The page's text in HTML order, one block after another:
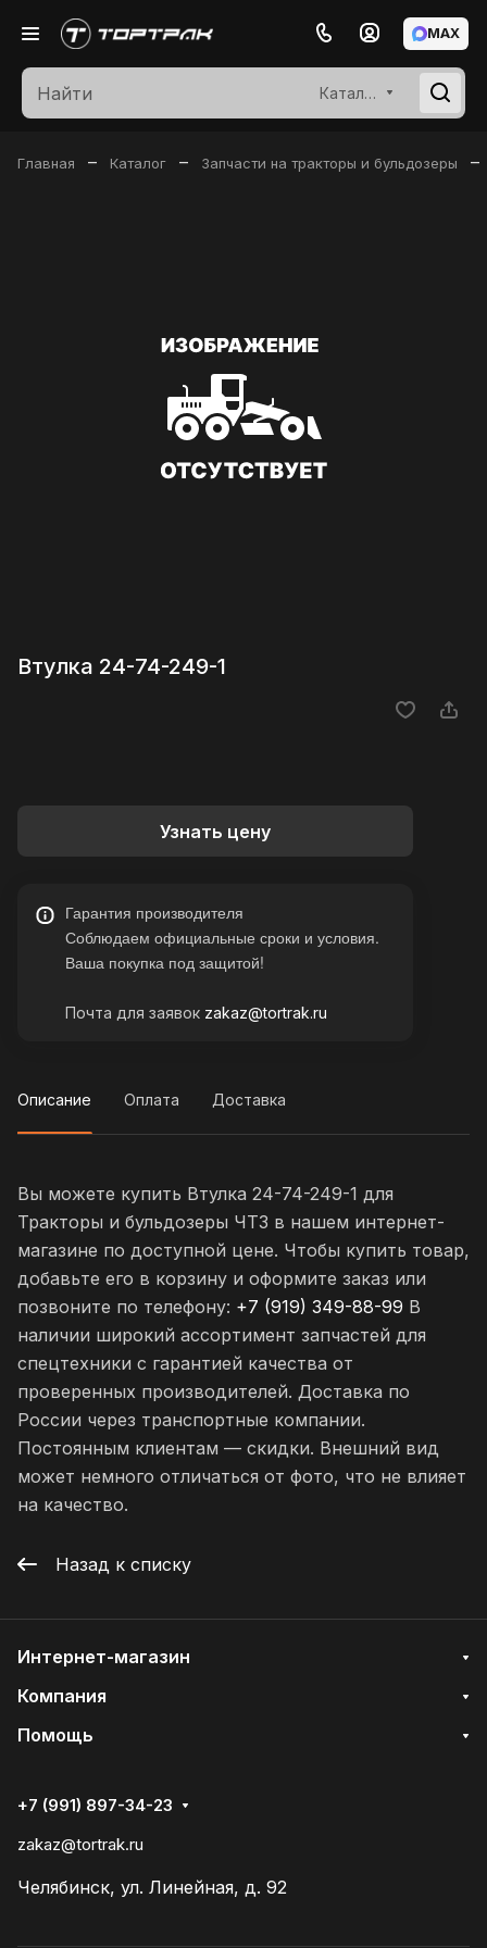
Каталог
MAX
Главная – Каталог – Запчасти на тракторы и бульдозеры –
Втулка 24-74-249-1
Узнать цену
Гарантия производителя
Соблюдаем официальные сроки и условия.
Ваша покупка под защитой!
Почта для заявок zakaz@tortrak.ru
Описание Оплата Доставка
Вы можете купить Втулка 24-74-249-1 для
Тракторы и бульдозеры ЧТЗ в нашем интернет-
магазине по доступной цене. Чтобы купить товар,
добавьте его в корзину и оформите заказ или
позвоните по телефону: +7 (919) 349-88-99 В
наличии широкий ассортимент запчастей для
спецтехники с гарантией качества от
проверенных производителей. Доставка по
России через транспортные компании.
Постоянным клиентам — скидки. Внешний вид
может немного отличаться от фото, что не влияет
на качество.
Назад к списку
Интернет-магазин
Компания
Помощь
+7 (991) 897-34-23
zakaz@tortrak.ru
Челябинск, ул. Линейная, д. 92